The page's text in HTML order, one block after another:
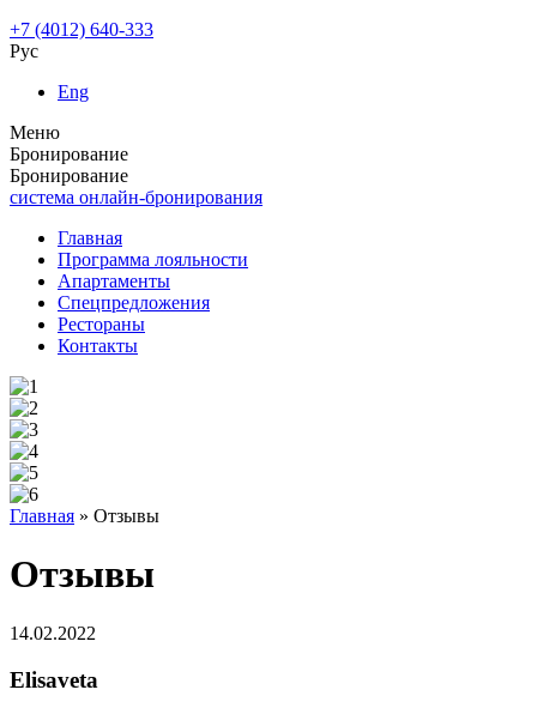
+7 (4012) 640-333
Рус
Eng
Меню
Бронирование
Бронирование
система онлайн-бронирования
Главная
Программа лояльности
Апартаменты
Спецпредложения
Рестораны
Контакты
Главная » Отзывы
Отзывы
14.02.2022
Elisaveta